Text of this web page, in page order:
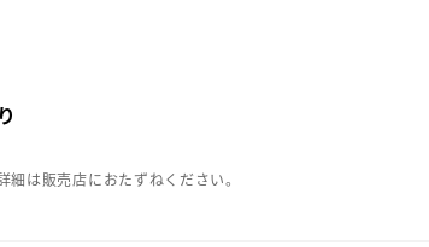
は販売店におたずねください。